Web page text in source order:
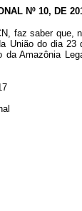
Nº 10, DE
faz saber
do dia
Amazônia